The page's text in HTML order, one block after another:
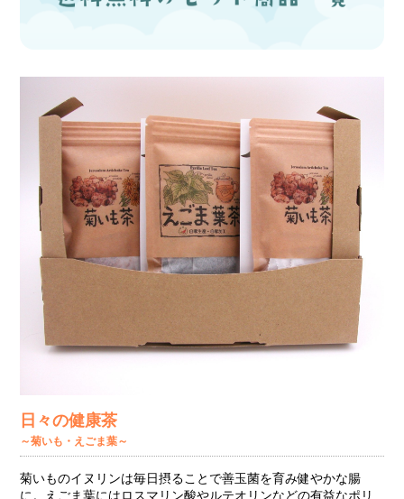
日々の健康茶
～菊いも・えごま葉～
菊いものイヌリンは毎日摂ることで善玉菌を育み健やかな腸
に。えごま葉にはロスマリン酸やルテオリンなどの有益なポリ